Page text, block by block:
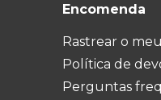
Encomenda
Rastrear o
Política de
Perguntas